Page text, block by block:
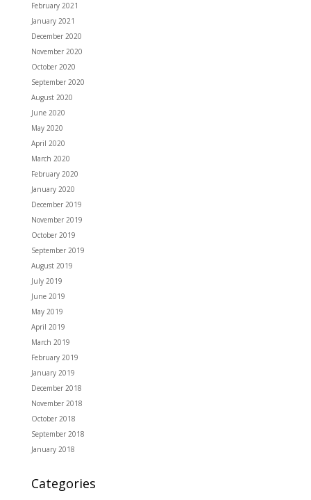
February 2021
January 2021
December 2020
November 2020
October 2020
September 2020
August 2020
June 2020
May 2020
April 2020
March 2020
February 2020
January 2020
December 2019
November 2019
October 2019
September 2019
August 2019
July 2019
June 2019
May 2019
April 2019
March 2019
February 2019
January 2019
December 2018
November 2018
October 2018
September 2018
January 2018
Categories